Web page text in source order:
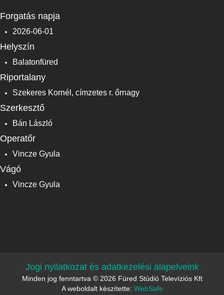
Forgatás napja
2026-06-01
Helyszín
Balatonfüred
Riportalany
Szekeres Kornél, címzetes r. őrnagy
Szerkesztő
Bán László
Operatőr
Vincze Gyula
Vágó
Vincze Gyula
Jogi nyilatkozat és adatkezelési alapelveink
Minden jog fenntartva © 2026 Füred Stúdió Televíziós Kft
A weboldalt készítette: WebSafe